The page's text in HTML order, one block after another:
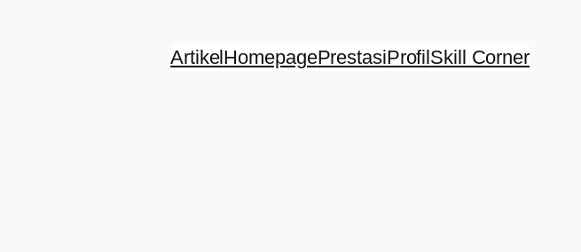
ArtikelHomepagePrestasiProfilSkill Corner